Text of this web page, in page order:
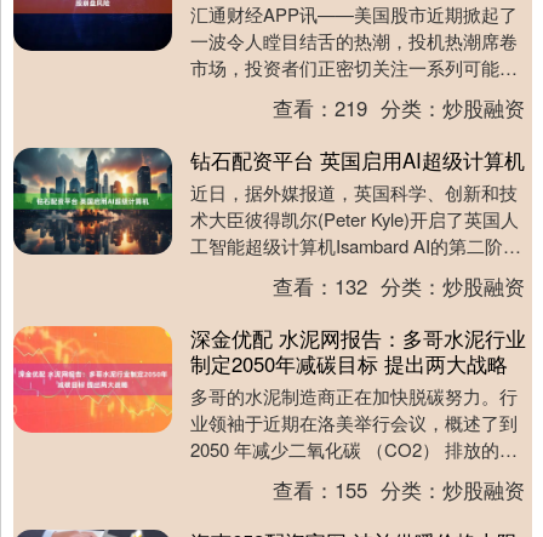
汇通财经APP讯——美国股市近期掀起了
一波令人瞠目结舌的热潮，投机热潮席卷
市场，投资者们正密切关注一系列可能预
示泡沫的迹象。从线上房屋翻新公司到传
统零售商，再到....
查看：219 分类：炒股融资
钻石配资平台 英国启用AI超级计算机
近日，据外媒报道，英国科学、创新和技
术大臣彼得凯尔(Peter Kyle)开启了英国人
工智能超级计算机Isambard AI的第二阶
段。这台机器现在拥有超过54....
查看： 132 分类：炒股融资
深金优配 水泥网报告：多哥水泥行业
制定2050年减碳目标 提出两大战略
多哥的水泥制造商正在加快脱碳努力。行
业领袖于近期在洛美举行会议，概述了到
2050 年减少二氧化碳 （CO2） 排放的两
项主要战略：降低熟料系数和增加替代燃
查看： 155 分类：炒股融资